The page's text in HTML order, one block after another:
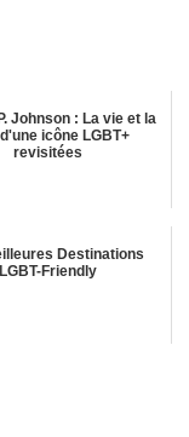
Johnson : La vie et la
icône LGBT+
revisitées
Destinations
LGBT-Friendly